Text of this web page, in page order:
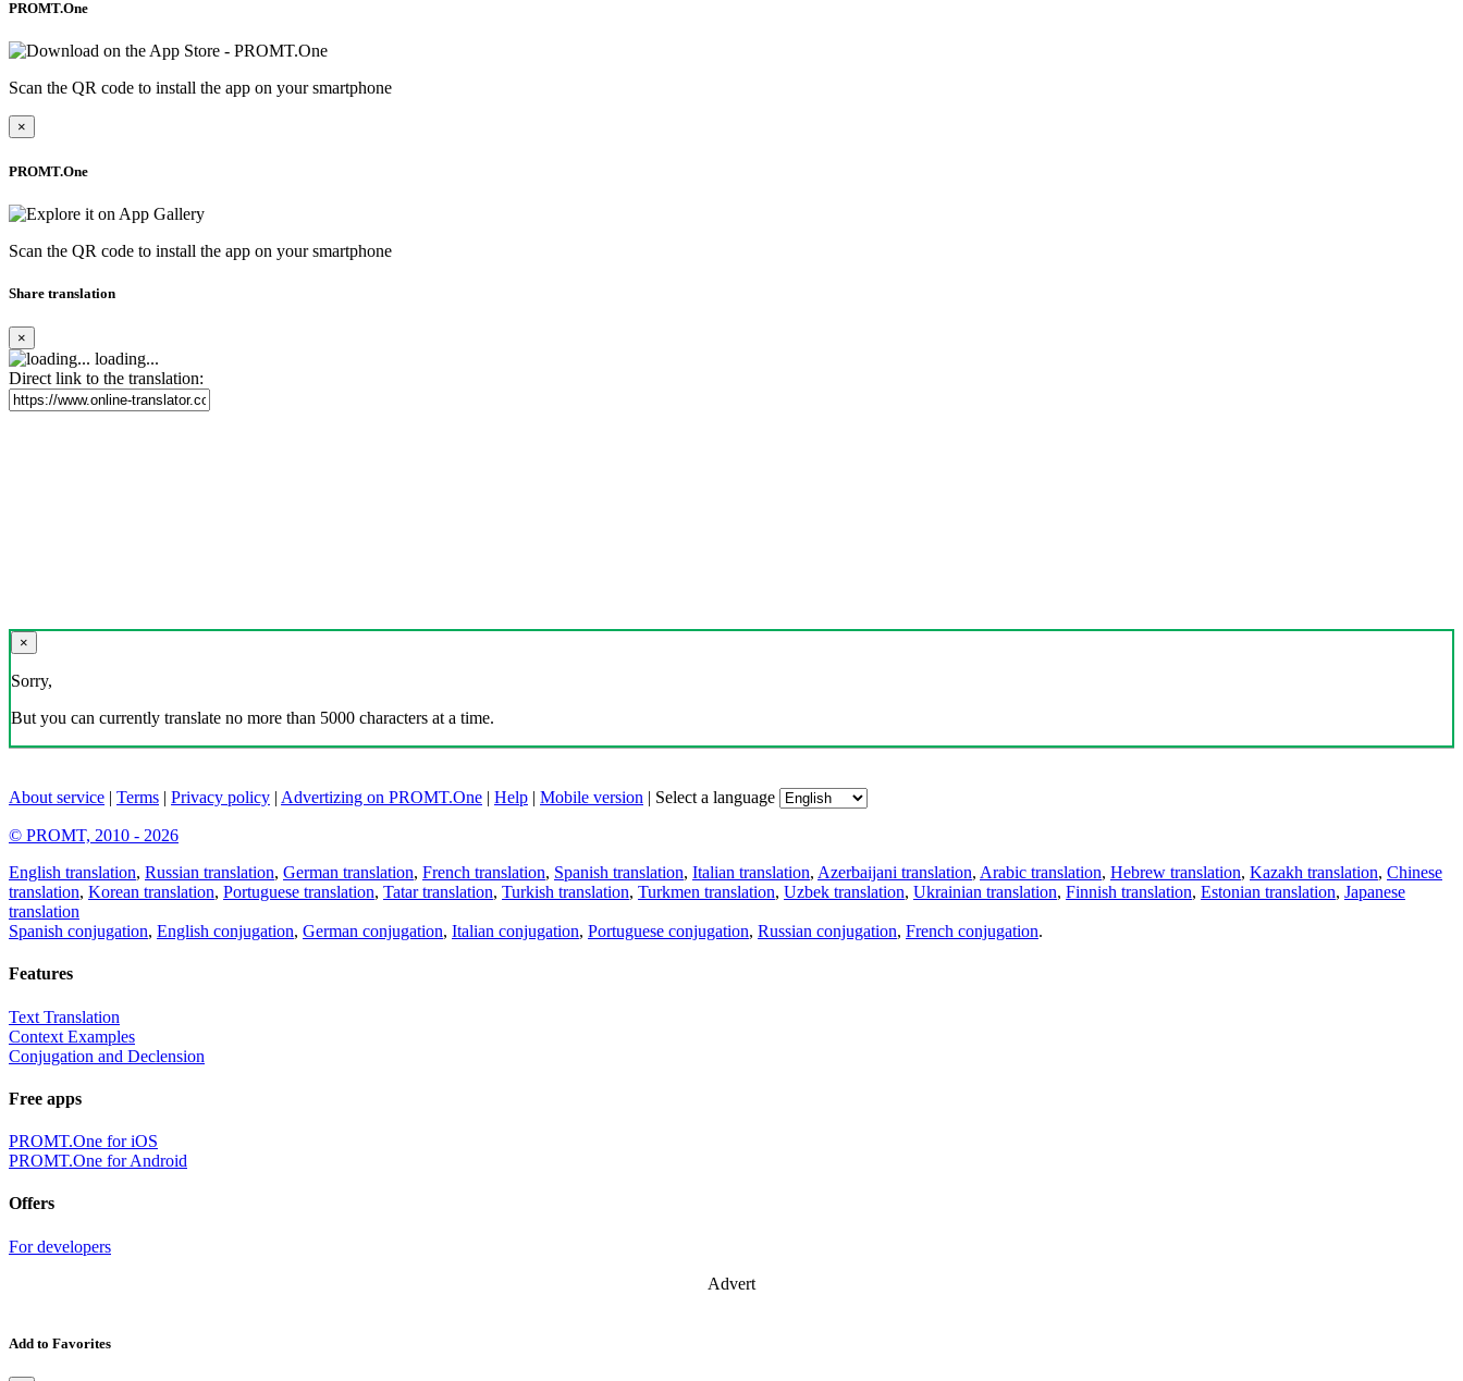
PROMT.One
Scan the QR code to install the app on your smartphone
×
PROMT.One
Scan the QR code to install the app on your smartphone
Share translation
×
loading...
Direct link to the translation:
×
Sorry,
But you can currently translate no more than 5000 characters at a time.
About service | Terms | Privacy policy | Advertizing on PROMT.One | Help | Mobile version | Select a language
© PROMT, 2010 - 2026
English translation, Russian translation, German translation, French translation, Spanish translation, Italian translation, Azerbaijani translation, Arabic translation, Hebrew translation, Kazakh translation, Chinese
translation, Korean translation, Portuguese translation, Tatar translation, Turkish translation, Turkmen translation, Uzbek translation, Ukrainian translation, Finnish translation, Estonian translation, Japanese
translation
Spanish conjugation, English conjugation, German conjugation, Italian conjugation, Portuguese conjugation, Russian conjugation, French conjugation.
Features
Text Translation
Context Examples
Conjugation and Declension
Free apps
PROMT.One for iOS
PROMT.One for Android
Offers
For developers
Advert
Add to Favorites